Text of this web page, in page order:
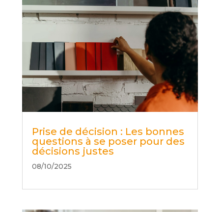
Prise de décision : Les bonnes
questions à se poser pour des
décisions justes
08/10/2025